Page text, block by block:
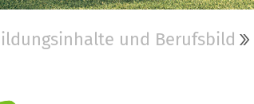
und Berufsbild